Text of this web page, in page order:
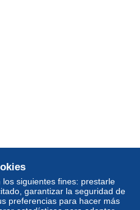
siguientes fines: prestarle
garantizar la seguridad de
preferencias para hacer más